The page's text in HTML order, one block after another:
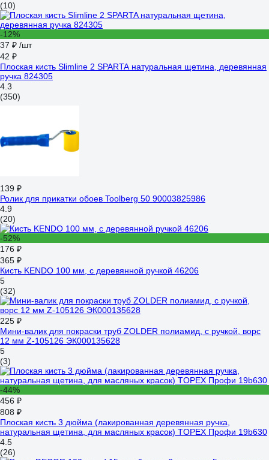
(10)
-12%
37 ₽ /шт
42 ₽
Плоская кисть Slimline 2 SPARTA натуральная щетина, деревянная
ручка 824305
4.3
(350)
139 ₽
Ролик для прикатки обоев Toolberg 50 90003825986
4.9
(20)
-52%
176 ₽
365 ₽
Кисть KENDO 100 мм, с деревянной ручкой 46206
5
(32)
225 ₽
Мини-валик для покраски труб ZOLDER полиамид, с ручкой, ворс
12 мм Z-105126 ЭК000135628
5
(3)
-44%
456 ₽
808 ₽
Плоская кисть 3 дюйма (лакированная деревянная ручка,
натуральная щетина, для масляных красок) TOPEX Профи 19b630
4.5
(26)